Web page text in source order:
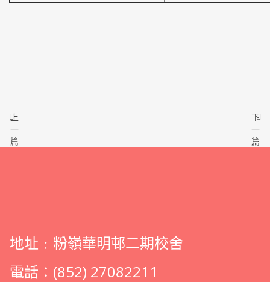
上
一
篇
下
一
篇
地址﹕粉嶺華明邨二期校舍
電話：(852) 27082211